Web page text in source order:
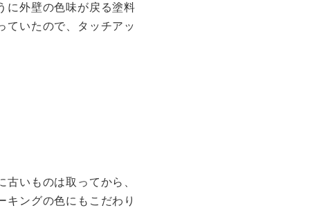
に外壁の色味が戻る塗料
ていたので、タッチアッ
いものは取ってから、
キングの色にもこだわり